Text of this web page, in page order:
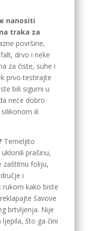
nanositi
traka za
površine,
drvo i neke
za čiste, suhe i
prvo testirajte
bili sigurni u
neće dobro
ili
Temeljito
prašinu,
zaštitnu foliju,
i
rukom kako biste
šavove
brtvljenja. Nije
što ga čini